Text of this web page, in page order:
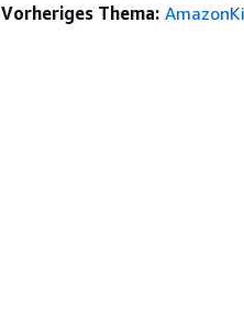
Vorheriges Thema: